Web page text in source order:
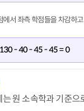
에서 좌측 학점들을 차감하
130 - 40 - 45 - 45 = 0
원 소속학과 기준으